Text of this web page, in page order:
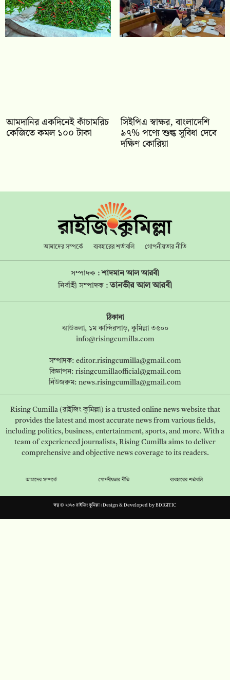
আমদানির একদিনেই কাঁচামরিচ
কেজিতে কমল ১০০ টাকা
সিইপিএ স্বাক্ষর, বাংলাদেশি
৯৭% পণ্যে শুল্ক সুবিধা দেবে
দক্ষিণ কোরিয়া
আমাদের সম্পর্কে ব্যবহারের শর্তাবলি গোপনীয়তার নীতি
সম্পাদক :শাদমান আল আরবী
নির্বাহী সম্পাদক :তানভীর আল আরবী
ঠিকানা
ঝাউতলা, ১ম কান্দিরপাড়, কুমিল্লা ৩৫০০
info@risingcumilla.com
সম্পাদক: editor.risingcumilla@gmail.com
বিজ্ঞাপন: risingcumillaofficial@gmail.com
নিউজরুম: news.risingcumilla@gmail.com
Rising Cumilla (রাইজিং কুমিল্লা) is a trusted online news website that
provides the latest and most accurate news from various fields,
including politics, business, entertainment, sports, and more. With a
team of experienced journalists, Rising Cumilla aims to deliver
comprehensive and objective news coverage to its readers.
আমাদের সম্পর্কে গোপনীয়তার নীতি ব্যবহারের শর্তাবলি
স্বত্ব © ২০২৩ রাইজিং কুমিল্লা। Design & Developed byBDIGITIC